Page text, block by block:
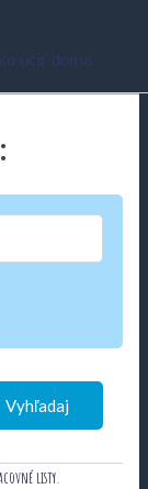
Vyhľadaj
listy.